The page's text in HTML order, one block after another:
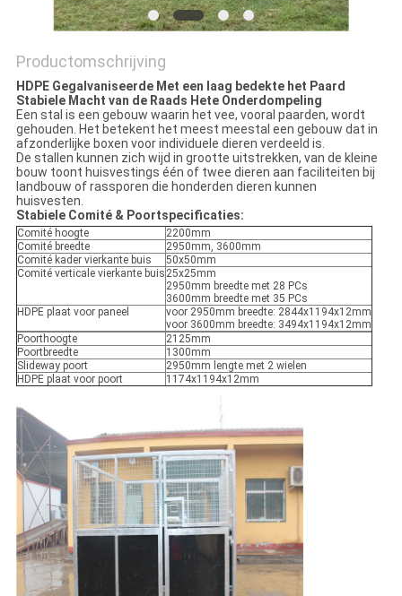
Productomschrijving
HDPE Gegalvaniseerde Met een laag bedekte het Paard
Stabiele Macht van de Raads Hete Onderdompeling
Een stal is een gebouw waarin het vee, vooral paarden, wordt
gehouden. Het betekent het meest meestal een gebouw dat in
afzonderlijke boxen voor individuele dieren verdeeld is.
De stallen kunnen zich wijd in grootte uitstrekken, van de kleine
bouw toont huisvestings één of twee dieren aan faciliteiten bij
landbouw of rassporen die honderden dieren kunnen
huisvesten.
Stabiele Comité & Poortspecificaties:
Comité hoogte
2200mm
Comité breedte
2950mm, 3600mm
Comité kader vierkante buis
50x50mm
Comité verticale vierkante buis 25x25mm
2950mm breedte met 28 PCs
3600mm breedte met 35 PCs
HDPE plaat voor paneel
voor 2950mm breedte: 2844x1194x12mm
voor 3600mm breedte: 3494x1194x12mm
Poorthoogte
2125mm
Poortbreedte
1300mm
Slideway poort
2950mm lengte met 2 wielen
HDPE plaat voor poort
1174x1194x12mm